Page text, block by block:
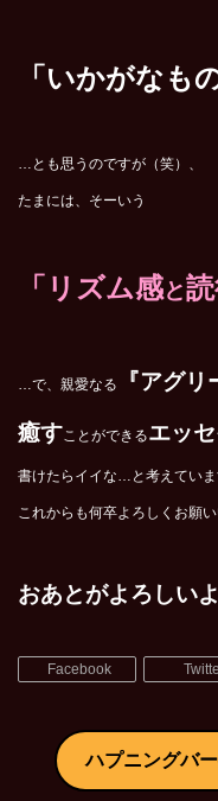
「いかがなも
…とも思うのですが（笑）、
たまには、そーいう
「リズム感と
…で、親愛なる 『アグリ
癒す ことができるエッ
書けたらイイな…と考えていま
これからも何卒よろしくお願
おあとがよろし
Facebook
ハプニングバ